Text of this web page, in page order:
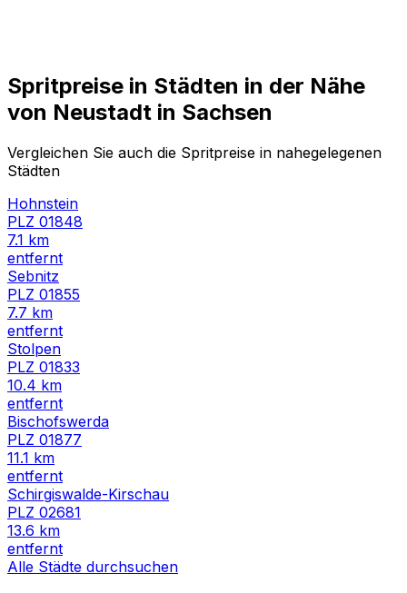
Spritpreise in Städten in der Nähe
von Neustadt in Sachsen
Vergleichen Sie auch die Spritpreise in nahegelegenen
Städten
Hohnstein
PLZ 01848
7.1 km
entfernt
Sebnitz
PLZ 01855
7.7 km
entfernt
Stolpen
PLZ 01833
10.4 km
entfernt
Bischofswerda
PLZ 01877
11.1 km
entfernt
Schirgiswalde-Kirschau
PLZ 02681
13.6 km
entfernt
Alle Städte durchsuchen